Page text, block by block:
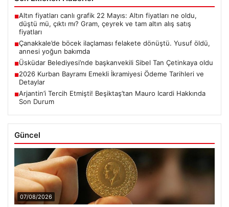
■Altın fiyatları canlı grafik 22 Mayıs: Altın fiyatları ne oldu,
düştü mü, çıktı mı? Gram, çeyrek ve tam altın alış satış
fiyatları
■Çanakkale’de böcek ilaçlaması felakete dönüştü. Yusuf öldü,
annesi yoğun bakımda
■Üsküdar Belediyesi’nde başkanvekili Sibel Tan Çetinkaya oldu
■2026 Kurban Bayramı Emekli İkramiyesi Ödeme Tarihleri ve
Detaylar
■Arjantin’i Tercih Etmişti! Beşiktaş’tan Mauro Icardi Hakkında
Son Durum
Güncel
07/08/2026